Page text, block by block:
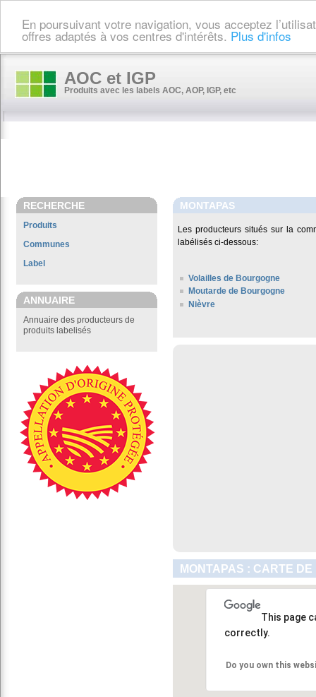
En poursuivant votre navigation, vous acceptez
offres adaptés à vos centres d'intérêts. Plus d'infos
AOC et IGP
Produits avec les labels AOC, AOP, IGP, etc
RECHERCHE
Produits
Communes
Label
ANNUAIRE
Annuaire des producteurs de
produits labelisés
MONTAPAS
Les producteurs situés sur la
labélisés ci-dessous:
Volailles de Bourgogne
Moutarde de Bourgogne
Nièvre
MONTAPAS : CARTE
This page
correctly.
Do you own this